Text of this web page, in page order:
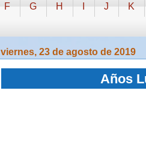
F G H J K
viernes, 23 de agosto de 2019
Años